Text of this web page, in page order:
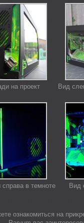
на проект Вид
в темноте Вид
ознакомиться на